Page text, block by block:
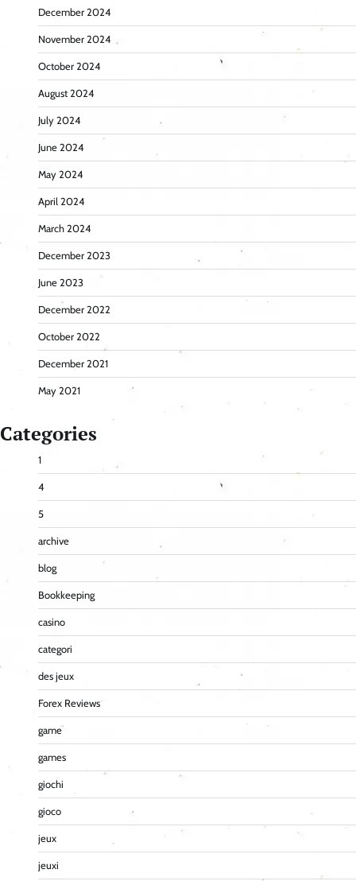
December 2024
November 2024
October 2024
August 2024
July 2024
June 2024
May 2024
April 2024
March 2024
December 2023
June 2023
December 2022
October 2022
December 2021
May 2021
Categories
1
4
5
archive
blog
Bookkeeping
casino
categori
des jeux
Forex Reviews
game
games
giochi
gioco
jeux
jeuxi